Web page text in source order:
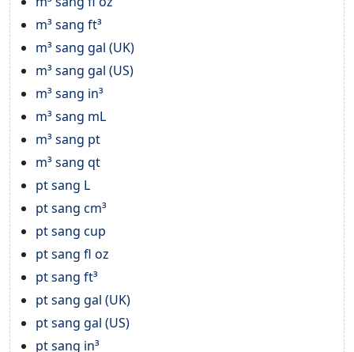
m³ sang ft³
m³ sang gal (UK)
m³ sang gal (US)
m³ sang in³
m³ sang mL
m³ sang pt
m³ sang qt
pt sang L
pt sang cm³
pt sang cup
pt sang fl oz
pt sang ft³
pt sang gal (UK)
pt sang gal (US)
pt sang in³